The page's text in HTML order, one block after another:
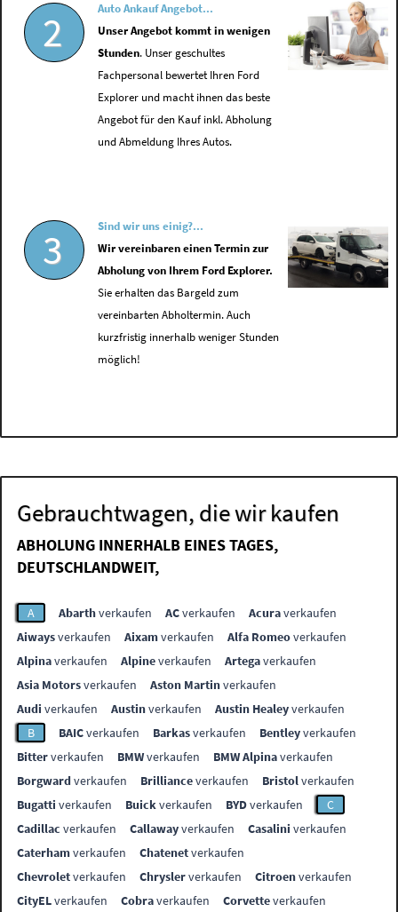
2
Auto Ankauf Angebot...
Unser Angebot kommt in wenigen
Stunden. Unser geschultes
Fachpersonal bewertet Ihren Ford
Explorer und macht ihnen das beste
Angebot für den Kauf inkl. Abholung
und Abmeldung Ihres Autos.
3
Sind wir uns einig?...
Wir vereinbaren einen Termin zur
Abholung von Ihrem Ford Explorer.
Sie erhalten das Bargeld zum
vereinbarten Abholtermin. Auch
kurzfristig innerhalb weniger Stunden
möglich!
Gebrauchtwagen, die wir kaufen
ABHOLUNG INNERHALB EINES TAGES,
DEUTSCHLANDWEIT,
A Abarthverkaufen ACverkaufen Acuraverkaufen
Aiwaysverkaufen Aixamverkaufen Alfa Romeoverkaufen
Alpinaverkaufen Alpineverkaufen Artegaverkaufen
Asia Motorsverkaufen Aston Martinverkaufen
Audi verkaufen Austinverkaufen Austin Healeyverkaufen
B
BAICverkaufen Barkasverkaufen Bentleyverkaufen
Bitterverkaufen BMWverkaufen BMW Alpinaverkaufen
Borgwardverkaufen Brillianceverkaufen Bristolverkaufen
Bugatti verkaufen Buickverkaufen BYDverkaufen
C
Cadillac verkaufen Callawayverkaufen Casalini verkaufen
Caterhamverkaufen Chatenetverkaufen
Chevroletverkaufen Chryslerverkaufen Citroenverkaufen
CityELverkaufen Cobraverkaufen Corvetteverkaufen